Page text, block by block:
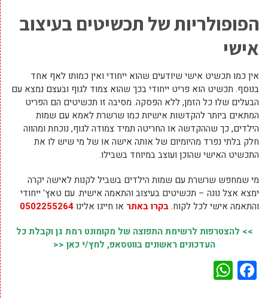
הפופולריות של תכשיטים בעיצוב
אישי
אין כמו תכשיט אישי שיודעים שהוא ייחודי ואין כמותו לאף אחד
בנוסף. תכשיט הוא פריט ייחודי בכך שהוא צמוד לגוף ובעצם נמצא עם
הבעלים שלו כל הזמן, ללא הפסקה. מסיבה זו תכשיטים הם הפריט
המתאים ביותר להקדשות אישיות כמו שרשרת לאמא עם שמות
הילדים, כך שההקדשה או החריטה תמיד צמודה לגוף, נוכחת ומהווה
חלק בלתי נפרד מהיומיום של אותה אישה או של מי שיש לו את
התכשיט האישי שהוכן ועוצב במיוחד בשבילו.
מי שמחפש שרשרת עם שמות הילדים בשביל לקנות לאישה יקרה
ימצא אצל נונה – תכשיטים בעיצוב והתאמה אישית. עם טאץ' ייחודי
והתאמה אישי לכל לקוח.בקרו באתר או חייגו אלינו0502255264
>> להצטרפות לרשימת התפוצה של מקומונט רמת גן וקבלת כל
העדכונים ראשונים בווטסאפ, לחץ/י כאן <<
Facebook